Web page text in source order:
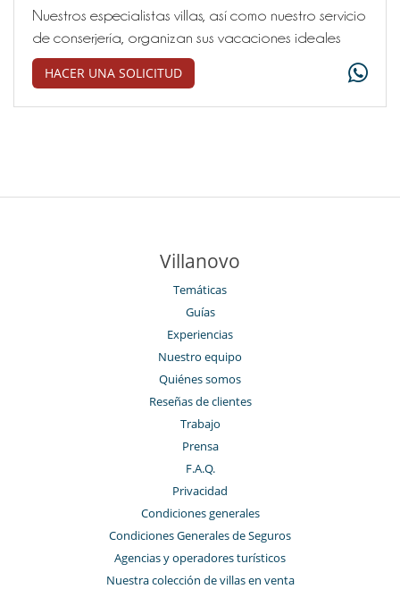
Nuestros especialistas villas, así como nuestro servicio
de conserjería, organizan sus vacaciones ideales
HACER UNA SOLICITUD
Villanovo
Temáticas
Guías
Experiencias
Nuestro equipo
Quiénes somos
Reseñas de clientes
Trabajo
Prensa
F.A.Q.
Privacidad
Condiciones generales
Condiciones Generales de Seguros
Agencias y operadores turísticos
Nuestra colección de villas en venta